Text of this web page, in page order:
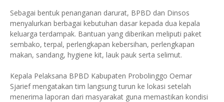
Sebagai bentuk penanganan darurat, BPBD dan Dinsos
menyalurkan berbagai kebutuhan dasar kepada dua kepala
keluarga terdampak. Bantuan yang diberikan meliputi paket
sembako, terpal, perlengkapan kebersihan, perlengkapan
makan, sandang, hygiene kit, lauk pauk serta selimut.
Kepala Pelaksana BPBD Kabupaten Probolinggo Oemar
Sjarief mengatakan tim langsung turun ke lokasi setelah
menerima laporan dari masyarakat guna memastikan kondisi